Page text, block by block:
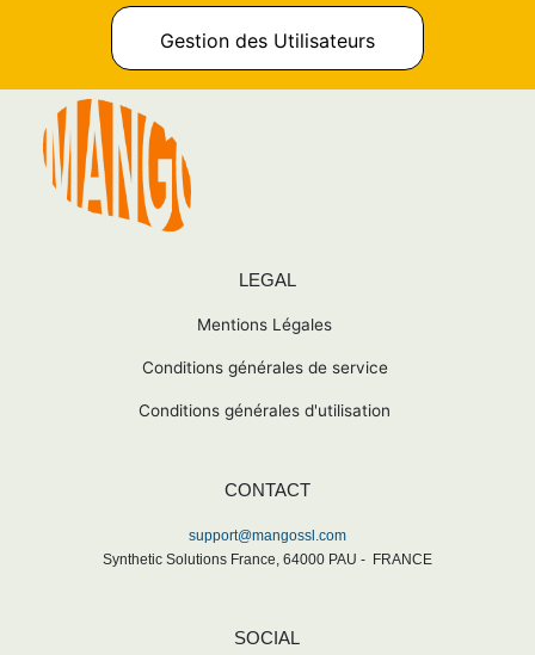
Gestion des Utilisateurs
LEGAL
Mentions Légales
Conditions générales de service
Conditions générales d'utilisation
CONTACT
support@mangossl.com
Synthetic Solutions France, 64000 PAU - FRANCE
SOCIAL